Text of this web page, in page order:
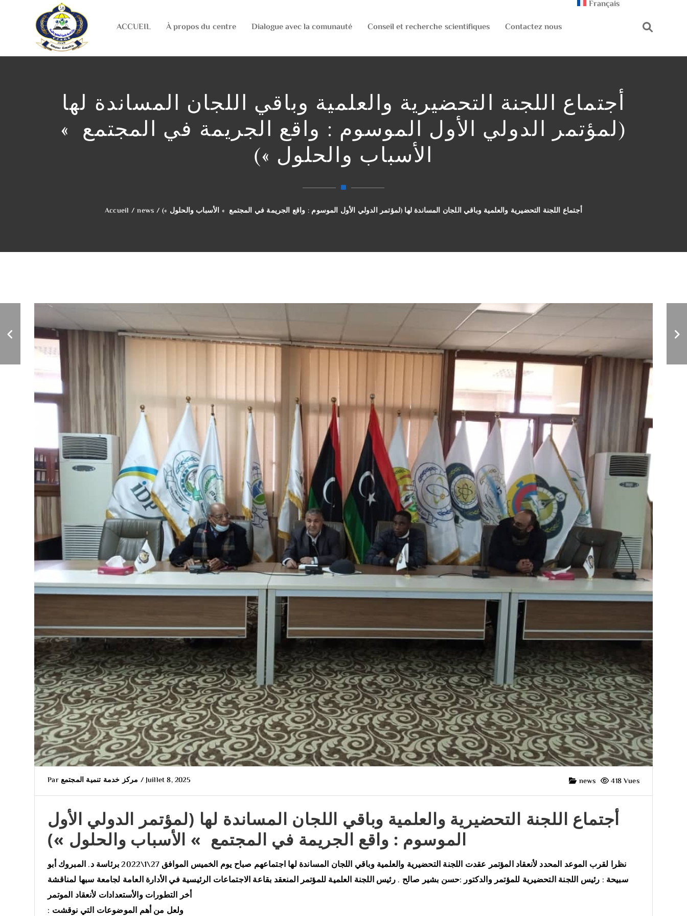
ACCUEIL À propos du centre Dialogue avec la comunauté Conseil et recherche scientifiques Contactez nous
Français
أجتماع اللجنة التحضيرية والعلمية وباقي اللجان المساندة لها
(لمؤتمر الدولي الأول الموسوم : واقع الجريمة في المجتمع »
الأسباب والحلول »)
Accueil / news / أجتماع اللجنة التحضيرية والعلمية وباقي اللجان المساندة لها (لمؤتمر الدولي الأول الموسوم : واقع الجريمة في المجتمع » الأسباب والحلول »)
حملة توعوية حول تأثير
جائحة كورونا علي الأم
الحامل والمرضعة تحت
شعار (أمومة أمنة في زمن
الجائحة)
ندوة حوارية حول ( حقوق
الطالب الجامعي وواجباته)
Parمركز خدمة تنمية المجتمع /Juillet 8, 2025 news 418 Vues
أجتماع اللجنة التحضيرية والعلمية وباقي اللجان المساندة لها (لمؤتمر الدولي الأول
الموسوم : واقع الجريمة في المجتمع » الأسباب والحلول »)
نظرا لقرب الموعد المحدد لأنعقاد المؤتمر عقدت اللجنة التحضيرية والعلمية وباقي اللجان المساندة لها اجتماعهم صباح يوم الخميس الموافق 27\1\2022 برئاسة د. المبروك أبو
سبيحة : رئيس اللجنة التحضيرية للمؤتمر والدكتور :حسن بشير صالح . رئيس اللجنة العلمية للمؤتمر المنعقد بقاعة الاجتماعات الرئيسية في الأدارة العامة لجامعة سبها لمناقشة
أخر التطورات والأستعدادات لأنعقاد الموتمر
ولعل من أهم الموضوعات التي نوقشت :